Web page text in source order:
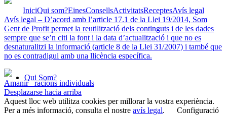
Qui Som?
IniciQui som?EinesConsellsActivitatsReceptesAvís legal
Avís legal – D’acord amb l’article 17.1 de la Llei 19/2014, Som
Gent de Profit permet la reutilització dels continguts i de les dades
sempre que se’n citi la font i la data d’actualització i que no es
desnaturalitzi la informació (article 8 de la Llei 31/2007) i també que
no es contradigui amb una llicència específica.
Amanir
racions individuals
Desplazarse hacia arriba
Aquest lloc web utilitza cookies per millorar la vostra experiència.
Per a més informació, consulta el nostre avís legal.
Configuració